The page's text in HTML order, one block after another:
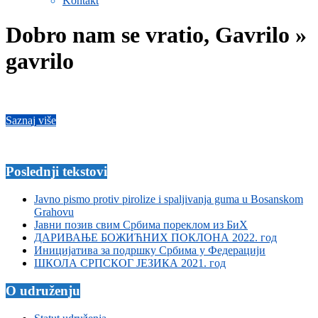
Dobro nam se vratio, Gavrilo »
gavrilo
Saznaj više
21
Poslednji tekstovi
Javno pismo protiv pirolize i spaljivanja guma u Bosanskom
Grahovu
Јавни позив свим Србима пореклом из БиХ
ДАРИВАЊЕ БОЖИЋНИХ ПОКЛОНА 2022. год
Иницијатива за подршку Србима у Федерацији
ШКОЛА СРПСКОГ ЈЕЗИКА 2021. год
O udruženju